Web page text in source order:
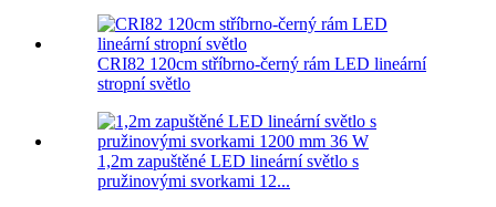
CRI82 120cm stříbrno-černý rám LED lineární
stropní světlo
1,2m zapuštěné LED lineární světlo s
pružinovými svorkami 12...